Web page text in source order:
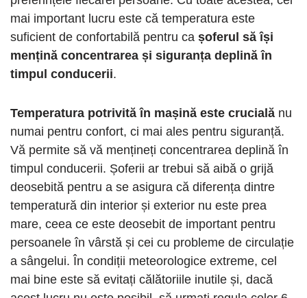
mai important lucru este că temperatura este
suficient de confortabilă pentru ca șoferul să își
mențină concentrarea și siguranța deplină în
timpul conducerii.
Temperatura potrivită în mașină este crucială nu
numai pentru confort, ci mai ales pentru siguranță.
Vă permite să vă mențineți concentrarea deplină în
timpul conducerii. Șoferii ar trebui să aibă o grijă
deosebită pentru a se asigura că diferența dintre
temperatură din interior și exterior nu este prea
mare, ceea ce este deosebit de important pentru
persoanele în vârstă și cei cu probleme de circulație
a sângelui. În condiții meteorologice extreme, cel
mai bine este să evitați călătoriile inutile și, dacă